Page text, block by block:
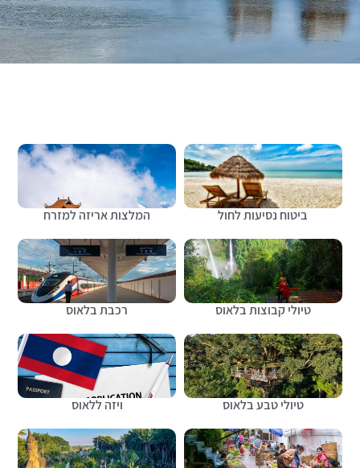
ביטוח נסיעות לחול המלצות אריזה למזרח
טיולי קבוצות בלאוס רכבת בלאוס
טיולי טבע בלאוס ויזה ללאוס